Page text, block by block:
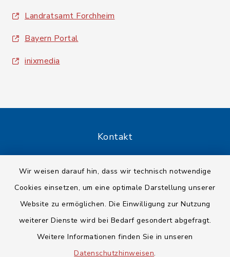
Wir weisen darauf hin, dass wir technisch notwendige
Cookies einsetzen, um eine optimale Darstellung unserer
Website zu ermöglichen. Die Einwilligung zur Nutzung
weiterer Dienste wird bei Bedarf gesondert abgefragt.
Weitere Informationen finden Sie in unseren
Datenschutzhinweisen.
Landratsamt Forchheim
Bayern Portal
inixmedia
Kontakt
Datenschutz
Impressum
Sitemap